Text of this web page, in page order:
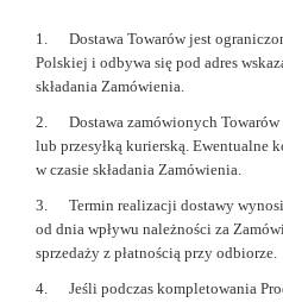
1. Dostawa Towarów jest
Polskiej i odbywa się pod adres
składania Zamówienia.
2. Dostawa zamówionych Towarów
lub przesyłką kurierską. Ewentualne
w czasie składania Zamówienia.
3. Termin realizacji dostawy
od dnia wpływu należności za
sprzedaży z płatnością przy odbiorze.
4. Jeśli podczas kompletowania